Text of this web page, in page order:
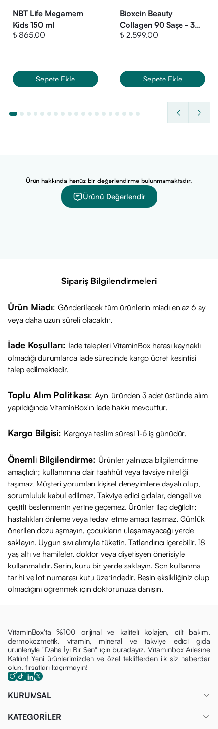
isteyen 11 yaş ve üzeri tüm bireylerin kullanımına uygundur.
Hamilelik, emzirme dönemi, ileri derece böbrek yetmezliği
veya kronik bir rahatsızlık durumunda, ayrıca düzenli ilaç
İçerik Listesi:
NBT Life Megamem
Kids 150 ml
₺ 865.00
Sepete Ekle
Bioxcin Beauty
Collagen 90 Saşe - 3
AL 2 ÖDE
₺ 2,599.00
Sepete Ekle
Ürün hakkında henüz bir değerlendirme bulunmamaktadır.
Ürünü Değerlendir
Sipariş Bilgilendirmeleri
Ürün Miadı: Gönderilecek tüm ürünlerin miadı en az 6 ay
veya daha uzun süreli olacaktır.
İade Koşulları: İade talepleri VitaminBox hatası kaynaklı
olmadığı durumlarda iade sürecinde kargo ücret kesintisi
talep edilmektedir.
Toplu Alım Politikası: Aynı üründen 3 adet üstünde alım
yapıldığında VitaminBox'ın iade hakkı mevcuttur.
Kargo Bilgisi: Kargoya teslim süresi 1-5 iş günüdür.
Önemli Bilgilendirme: Ürünler yalnızca bilgilendirme
amaçlıdır; kullanımına dair taahhüt veya tavsiye niteliği
taşımaz. Müşteri yorumları kişisel deneyimlere dayalı olup,
sorumluluk kabul edilmez. Takviye edici gıdalar, dengeli ve
çeşitli beslenmenin yerine geçemez. Ürünler ilaç değildir;
hastalıkları önleme veya tedavi etme amacı taşımaz. Günlük
önerilen dozu aşmayın, çocukların ulaşamayacağı yerde
saklayın. Uygun sıvı alımıyla tüketin. Tatlandırıcı içerebilir. 18
yaş altı ve hamileler, doktor veya diyetisyen önerisiyle
kullanmalıdır. Serin, kuru bir yerde saklayın. Son kullanma
tarihi ve lot numarası kutu üzerindedir. Besin eksikliğiniz olup
olmadığını öğrenmek için doktorunuza danışın.
VitaminBox'ta %100 orijinal ve kaliteli kolajen, cilt bakım,
dermokozmetik, vitamin, mineral ve takviye edici gıda
ürünleriyle "Daha İyi Bir Sen" için buradayız. Vitaminbox Ailesine
Katılın! Yeni ürünlerimizden ve özel tekliflerden ilk siz haberdar
olun, fırsatları kaçırmayın!
KURUMSAL
KATEGORİLER